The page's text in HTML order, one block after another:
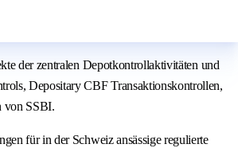
der zentralen Depotkontrollaktivitäten und
Depositary CBF Transaktionskontrollen,
von SSBI.
für in der Schweiz ansässige regulierte